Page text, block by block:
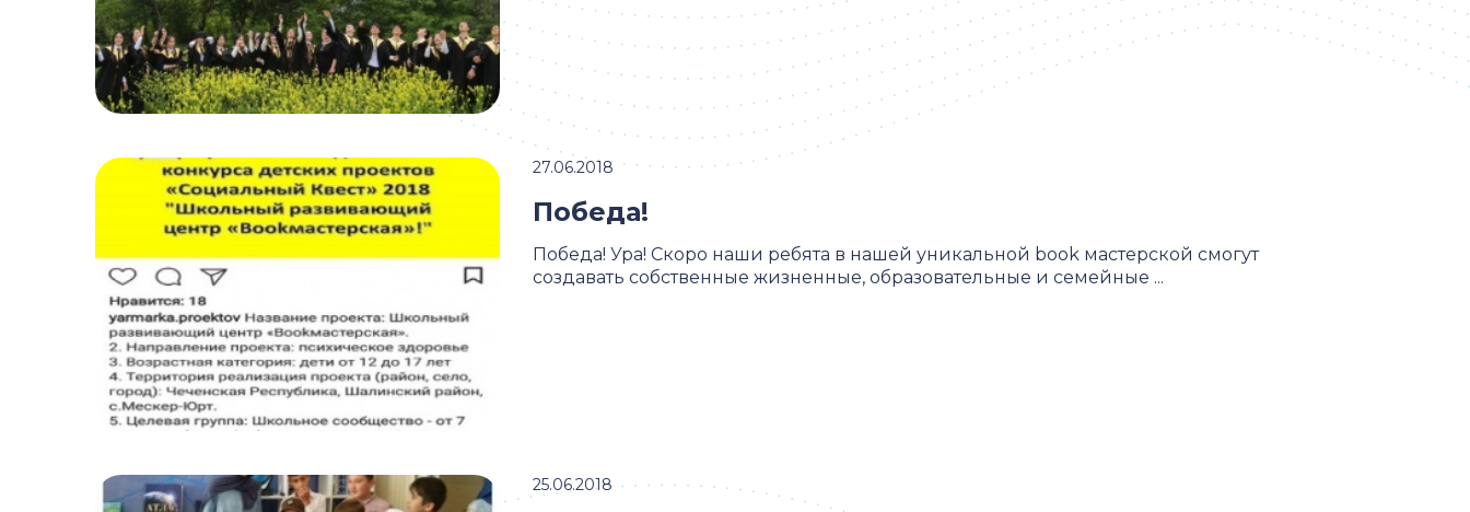
Победа! Ура! Скоро наши ребята в нашей уникальной book мастерской смогут
создавать собственные жизненные, образовательные и семейные ...
Победа!
27.06.2018
25.06.2018